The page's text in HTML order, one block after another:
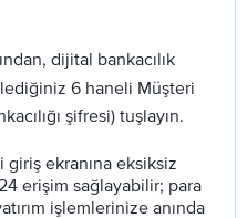
dijital bankacılık
6 haneli Müşteri
şifresi) tuşlayın.
ekranına eksiksiz
erişim sağlayabilir; para
işlemlerinize anında